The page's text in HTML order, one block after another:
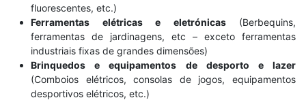
fluorescentes, etc.)
Ferramentas elétricas e eletrónicas(Berbequins,
ferramentas de jardinagens, etc – exceto ferramentas
industriais fixas de grandes dimensões)
Brinquedos e equipamentos de desporto e lazer
(Comboios elétricos, consolas de jogos, equipamentos
desportivos elétricos, etc.)